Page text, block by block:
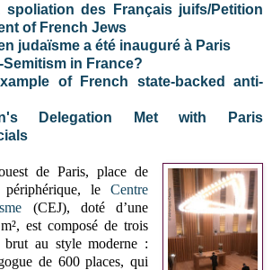
spoliation des Français juifs/Petition
of French Jews
judaïsme a été inauguré à Paris
in France?
of French state-backed anti-
Delegation Met with Paris
de Paris, place de
périphérique, leCentre
(CEJ), doté d’une
est composé de trois
brut au style moderne :
de 600 places, qui